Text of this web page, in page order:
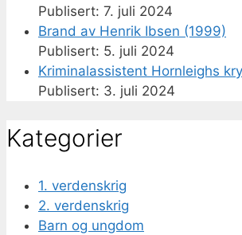
7. juli 2024
Brand av Henrik Ibsen (1999)
5. juli 2024
Kriminalassistent Hornleighs
3. juli 2024
Kategorier
1. verdenskrig
2. verdenskrig
Barn og ungdom